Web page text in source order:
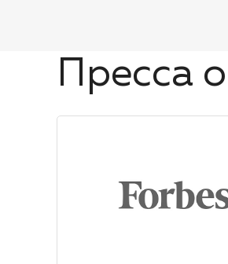
Пресса